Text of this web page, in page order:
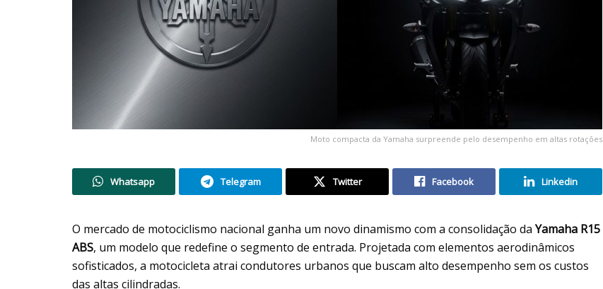
Moto compacta da Yamaha surpreende pelo desempenho em altas rotações
Whatsapp Telegram Twitter Facebook Linkedin
O mercado de motociclismo nacional ganha um novo dinamismo com a consolidação da Yamaha R15
ABS, um modelo que redefine o segmento de entrada. Projetada com elementos aerodinâmicos
sofisticados, a motocicleta atrai condutores urbanos que buscam alto desempenho sem os custos
das altas cilindradas.